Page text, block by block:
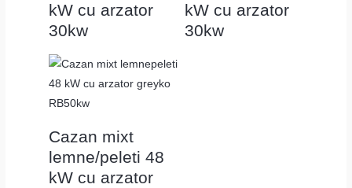
kW cu arzator
30kw
kW cu arzator
30kw
Cazan mixt
lemne/peleti 48
kW cu arzator